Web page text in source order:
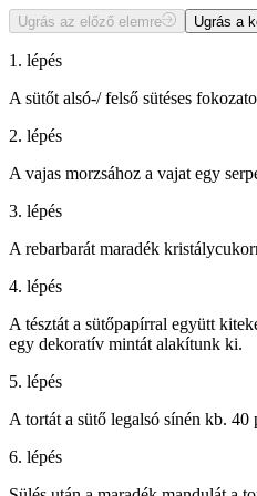
Ugrás az előző elemre Ugrás a
1. lépés
A sütőt alsó-/ felső sütéses
2. lépés
A vajas morzsához a vajat egy
3. lépés
A rebarbarát maradék
4. lépés
A tésztát a sütőpapírral együtt
egy dekoratív mintát alakítunk ki.
5. lépés
A tortát a sütő legalsó sínén kb. 40
6. lépés